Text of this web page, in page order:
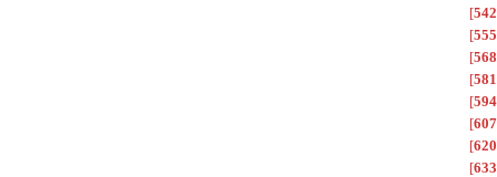
[542
[555
[568
[581
[594
[607
[620
[633